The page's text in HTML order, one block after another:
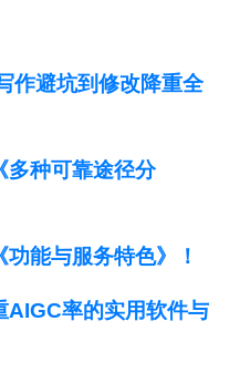
作避坑到修改降重全
多种可靠途径分
能与服务特色》！
AIGC率的实用软件与